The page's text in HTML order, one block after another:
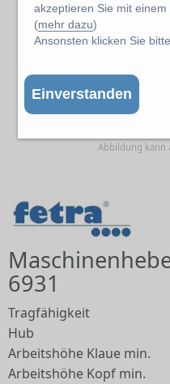
akzeptieren Sie mit
(mehr dazu)
Ansonsten klicken Sie
Einverstanden
Abbildung kann
6931
Tragfähigkeit
Hub
Arbeitshöhe Klaue min.
Arbeitshöhe Kopf min.